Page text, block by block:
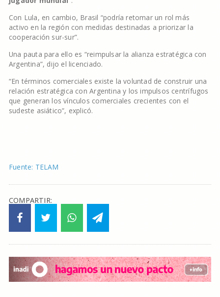
Con Lula, en cambio, Brasil “podría retomar un rol más
activo en la región con medidas destinadas a priorizar la
cooperación sur-sur”.
Una pauta para ello es “reimpulsar la alianza estratégica con
Argentina”, dijo el licenciado.
“En términos comerciales existe la voluntad de construir una
relación estratégica con Argentina y los impulsos centrífugos
que generan los vínculos comerciales crecientes con el
sudeste asiático”, explicó.
Fuente: TELAM
COMPARTIR: